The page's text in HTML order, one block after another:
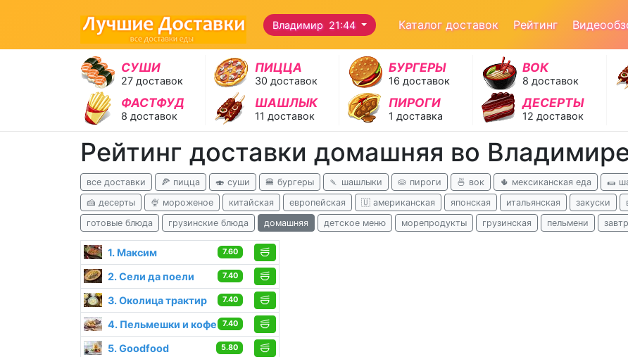
Владимир 21:44 Каталог доставок Рейтинг
СУШИ
27 доставок
ПИЦЦА
30 доставок
БУРГЕРЫ
16 доставок
ВОК
8 доставок
ФАСТФУД
8 доставок
ШАШЛЫК
11 доставок
ПИРОГИ
1 доставка
ДЕСЕРТЫ
12 доставок
Рейтинг доставки домашняя во
все доставки 🍕 пицца 🍣 суши 🍔 бургеры 🍡 шашлыки 🥧 пироги 🍜 вок 🌵 мексиканская еда 🌯
🍰 десерты
🍨 мороженое китайская европейская 🇺 американская японская итальянская закуски
готовые блюда
грузинские блюда домашняя детское меню морепродукты грузинская пельмени
1. Максим 7.60
2. Сели да поели 7.40
3. Околица трактир 7.40
4. Пельмешки и кофе 7.40
5. Goodfood 5.80